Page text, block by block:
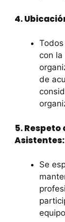
4.
con la
de
5.
Asistentes:
Se